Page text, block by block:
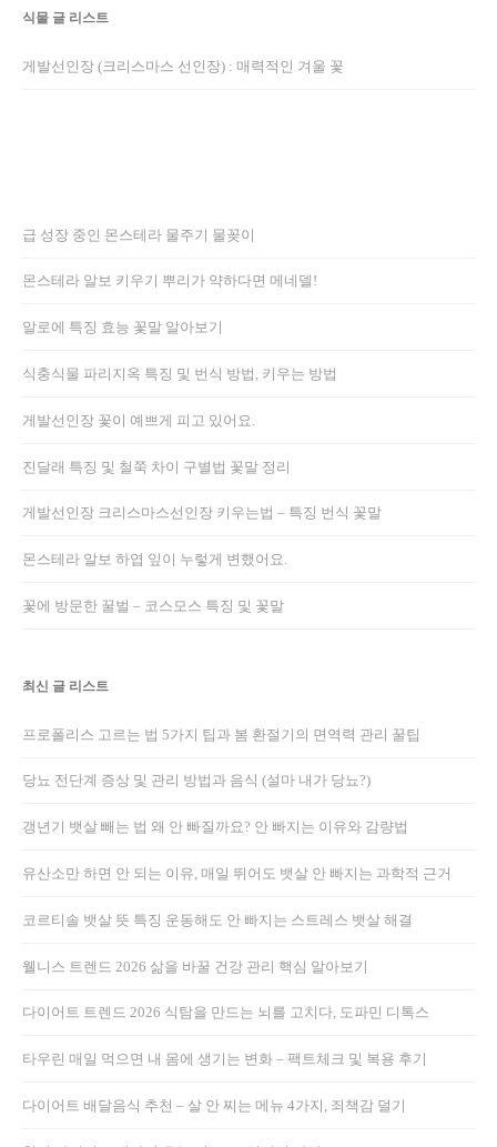
식물 글 리스트
게발선인장 (크리스마스 선인장) : 매력적인 겨울 꽃
급 성장 중인 몬스테라 물주기 물꽂이
몬스테라 알보 키우기 뿌리가 약하다면 메네델!
알로에 특징 효능 꽃말 알아보기
식충식물 파리지옥 특징 및 번식 방법, 키우는 방법
게발선인장 꽃이 예쁘게 피고 있어요.
진달래 특징 및 철쭉 차이 구별법 꽃말 정리
게발선인장 크리스마스선인장 키우는법 – 특징 번식 꽃말
몬스테라 알보 하엽 잎이 누렇게 변했어요.
꽃에 방문한 꿀벌 – 코스모스 특징 및 꽃말
최신 글 리스트
프로폴리스 고르는 법 5가지 팁과 봄 환절기의 면역력 관리 꿀팁
당뇨 전단계 증상 및 관리 방법과 음식 (설마 내가 당뇨?)
갱년기 뱃살 빼는 법 왜 안 빠질까요? 안 빠지는 이유와 감량법
유산소만 하면 안 되는 이유, 매일 뛰어도 뱃살 안 빠지는 과학적 근거
코르티솔 뱃살 뜻 특징 운동해도 안 빠지는 스트레스 뱃살 해결
웰니스 트렌드 2026 삶을 바꿀 건강 관리 핵심 알아보기
다이어트 트렌드 2026 식탐을 만드는 뇌를 고치다, 도파민 디톡스
타우린 매일 먹으면 내 몸에 생기는 변화 – 팩트체크 및 복용 후기
다이어트 배달음식 추천 – 살 안 찌는 메뉴 4가지, 죄책감 덜기